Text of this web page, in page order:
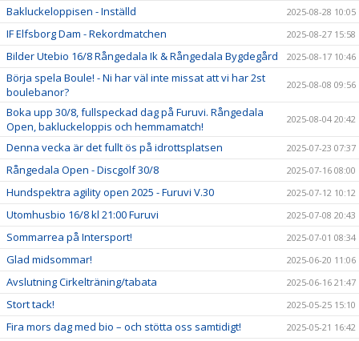
Bakluckeloppisen - Inställd 2025-08-28 10:05
IF Elfsborg Dam - Rekordmatchen 2025-08-27 15:58
Bilder Utebio 16/8 Rångedala Ik & Rångedala Bygdegård 2025-08-17 10:46
Börja spela Boule! - Ni har väl inte missat att vi har 2st
boulebanor?
2025-08-08 09:56
Boka upp 30/8, fullspeckad dag på Furuvi. Rångedala
Open, bakluckeloppis och hemmamatch!
2025-08-04 20:42
Denna vecka är det fullt ös på idrottsplatsen 2025-07-23 07:37
Rångedala Open - Discgolf 30/8 2025-07-16 08:00
Hundspektra agility open 2025 - Furuvi V.30 2025-07-12 10:12
Utomhusbio 16/8 kl 21:00 Furuvi 2025-07-08 20:43
Sommarrea på Intersport! 2025-07-01 08:34
Glad midsommar! 2025-06-20 11:06
Avslutning Cirkelträning/tabata 2025-06-16 21:47
Stort tack! 2025-05-25 15:10
Fira mors dag med bio – och stötta oss samtidigt! 2025-05-21 16:42